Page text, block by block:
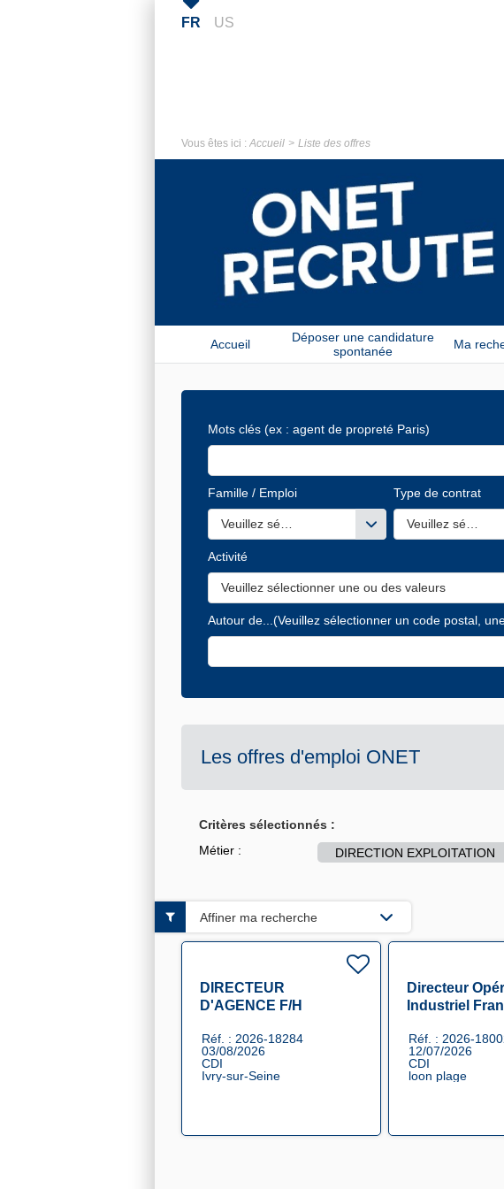
FR US
Vous êtes ici : Accueil Liste des offres
Accueil
Déposer une candidature
spontanée
Ma
Mots clés (ex : agent de propreté Paris)
Famille / Emploi
Veuillez sélectionner une ou des valeurs
Type de contrat
Veuillez
Activité
Veuillez sélectionner une ou des valeurs
Autour de...(Veuillez sélectionner un code postal,
Les offres d'emploi ONET
Critères sélectionnés :
Métier :
DIRECTION EXPLOITATION
DIRECTEUR
D'AGENCE F/H
Réf. : 2026-18284
03/08/2026
CDI
Ivry-sur-Seine
Directeur
Industriel
Réf. : 2026-
12/07/2026
CDI
loon plage
Affiner ma recherche